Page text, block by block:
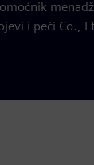
i peći Co.,